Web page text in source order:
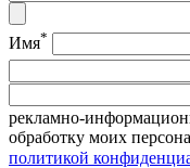
Имя*
рекламно-
обработку моих
политикой